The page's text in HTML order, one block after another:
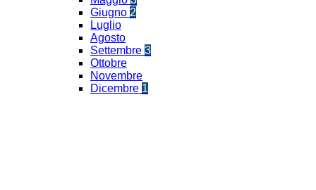
Giugno 2
Luglio
Agosto
Settembre 3
Ottobre
Novembre
Dicembre 1